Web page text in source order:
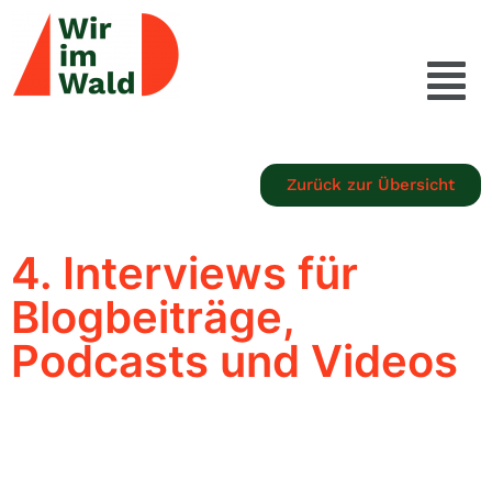
Zurück zur Übersicht
4. Interviews für
Blogbeiträge,
Podcasts und Videos